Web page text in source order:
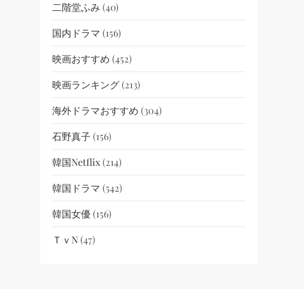
二階堂ふみ (40)
国内ドラマ (156)
映画おすすめ (452)
映画ランキング(213)
海外ドラマおすすめ (304)
石野真子 (156)
韓国netflix(214)
韓国ドラマ (542)
韓国女優(156)
ＴｖN(47)